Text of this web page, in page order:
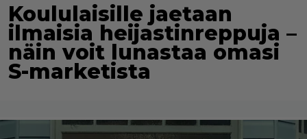
Koululaisille jaetaan
ilmaisia heijastinreppuja –
näin voit lunastaa omasi
S-marketista